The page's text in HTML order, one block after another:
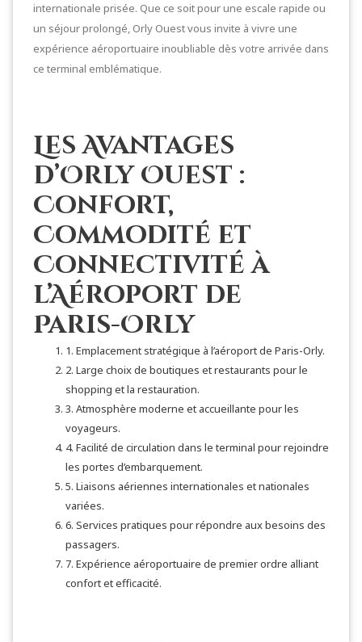
internationale prisée. Que ce soit pour une escale rapide ou
un séjour prolongé, Orly Ouest vous invite à vivre une
expérience aéroportuaire inoubliable dès votre arrivée dans
ce terminal emblématique.
Les Avantages
d’Orly Ouest :
Confort,
Commodité et
Connectivité à
l’Aéroport de
Paris-Orly
1. Emplacement stratégique à l’aéroport de Paris-Orly.
2. Large choix de boutiques et restaurants pour le
shopping et la restauration.
3. Atmosphère moderne et accueillante pour les
voyageurs.
4. Facilité de circulation dans le terminal pour rejoindre
les portes d’embarquement.
5. Liaisons aériennes internationales et nationales
variées.
6. Services pratiques pour répondre aux besoins des
passagers.
7. Expérience aéroportuaire de premier ordre alliant
confort et efficacité.